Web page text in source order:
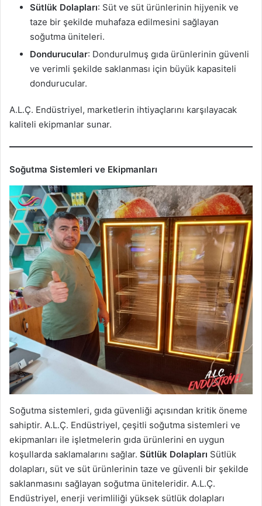
Sütlük Dolapları: Süt ve süt ürünlerinin hijyenik ve
taze bir şekilde muhafaza edilmesini sağlayan
soğutma üniteleri.
Dondurucular: Dondurulmuş gıda ürünlerinin güvenli
ve verimli şekilde saklanması için büyük kapasiteli
dondurucular.
A.L.Ç. Endüstriyel, marketlerin ihtiyaçlarını karşılayacak
kaliteli ekipmanlar sunar.
Soğutma Sistemleri ve Ekipmanları
Soğutma sistemleri, gıda güvenliği açısından kritik öneme
sahiptir. A.L.Ç. Endüstriyel, çeşitli soğutma sistemleri ve
ekipmanları ile işletmelerin gıda ürünlerini en uygun
koşullarda saklamalarını sağlar. Sütlük Dolapları Sütlük
dolapları, süt ve süt ürünlerinin taze ve güvenli bir şekilde
saklanmasını sağlayan soğutma üniteleridir. A.L.Ç.
Endüstriyel, enerji verimliliği yüksek sütlük dolapları